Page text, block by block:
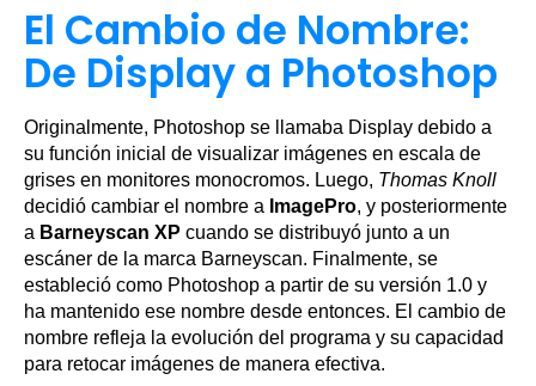
El Cambio de Nombre:
De Display a Photoshop
Originalmente, Photoshop se llamaba Display debido a
su función inicial de visualizar imágenes en escala de
grises en monitores monocromos. Luego, Thomas Knoll
decidió cambiar el nombre a ImagePro, y posteriormente
a Barneyscan XP cuando se distribuyó junto a un
escáner de la marca Barneyscan. Finalmente, se
estableció como Photoshop a partir de su versión 1.0 y
ha mantenido ese nombre desde entonces. El cambio de
nombre refleja la evolución del programa y su capacidad
para retocar imágenes de manera efectiva.